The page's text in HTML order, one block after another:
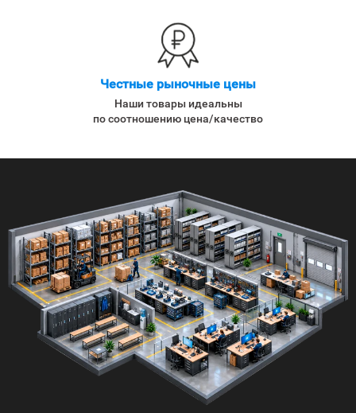
Честные рыночные цены
Наши товары идеальны
по соотношению цена/качество